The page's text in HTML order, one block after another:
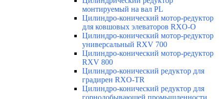
монтируемый на вал РL
Цилиндро-конический мотор-редуктор
для ковшовых элеваторов RXO-O
Цилиндро-конический мотор-редуктор
универсальный RXV 700
Цилиндро-конический мотор-редуктор
RXV 800
Цилиндро-конический редуктор для
градирен RXO-TR
Цилиндро-конический редуктор для